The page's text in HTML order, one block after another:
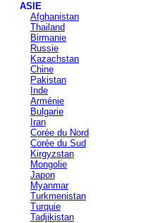
ASIE
Afghanistan
Thailand
Birmanie
Russie
Kazachstan
Chine
Pakistan
Inde
Arménie
Bulgarie
Iran
Corée du Nord
Corée du Sud
Kirgyzstan
Mongolie
Japon
Myanmar
Turkmenistan
Turquie
Tadjikistan